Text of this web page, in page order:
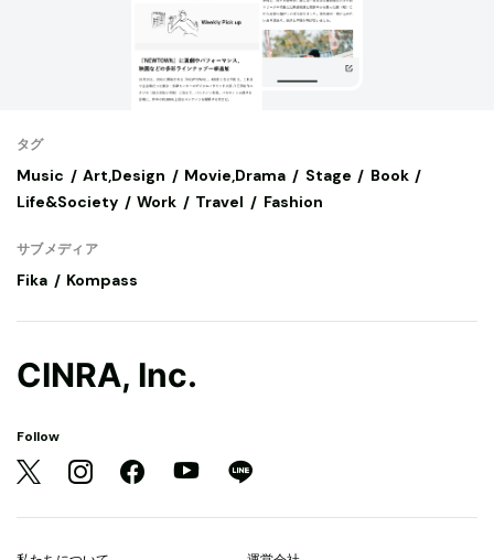
タグ
Music Art,Design Movie,Drama Stage
Book
Life&Society
Work Travel Fashion
サブメディア
Fika Kompass
CINRA, Inc.
Follow